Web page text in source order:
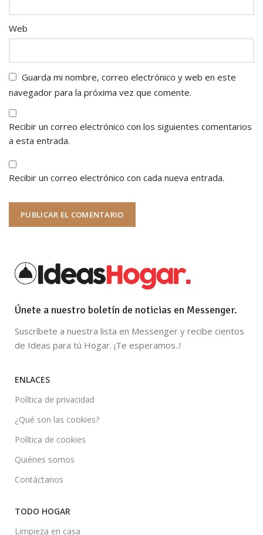
Web
Guarda mi nombre, correo electrónico y web en este
navegador para la próxima vez que comente.
Recibir un correo electrónico con los siguientes comentarios
a esta entrada.
Recibir un correo electrónico con cada nueva entrada.
Únete a nuestro boletín de noticias en Messenger.
Suscríbete a nuestra lista en Messenger y recibe cientos
de Ideas para tú Hogar. ¡Te esperamos..!
ENLACES
Política de privacidad
¿Qué son las cookies?
Política de cookies
Quiénes somos
Contáctanos
TODO HOGAR
Limpieza en casa